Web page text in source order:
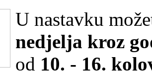
U nastavku
nedjelja kroz
od 10. - 16.